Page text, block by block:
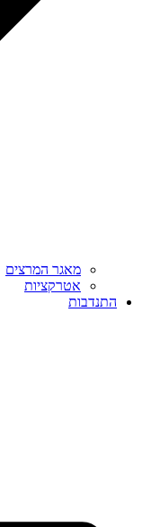
מאגר המרצים
אטרקציות
התנדבות